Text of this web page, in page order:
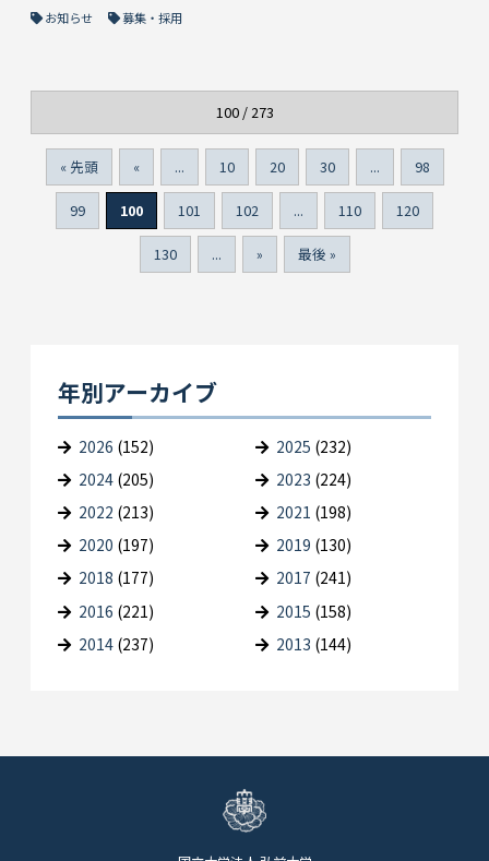
お知らせ
募集・採用
100 / 273
« 先頭 « ... 10 20 30 ... 98
99 100 101 102 ... 110 120
130 ... » 最後 »
年別アーカイブ
2026 (152) 2025 (232)
2024 (205) 2023 (224)
2022 (213) 2021 (198)
2020 (197) 2019 (130)
2018 (177) 2017 (241)
2016 (221) 2015 (158)
2014 (237) 2013 (144)